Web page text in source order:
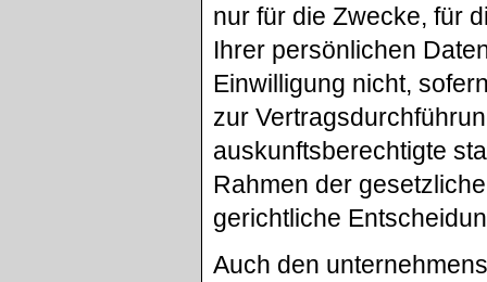
nur für die Zwecke, für
Ihrer persönlichen
Einwilligung nicht,
zur
auskunftsberechtigte
Rahmen der
gerichtliche
Auch den